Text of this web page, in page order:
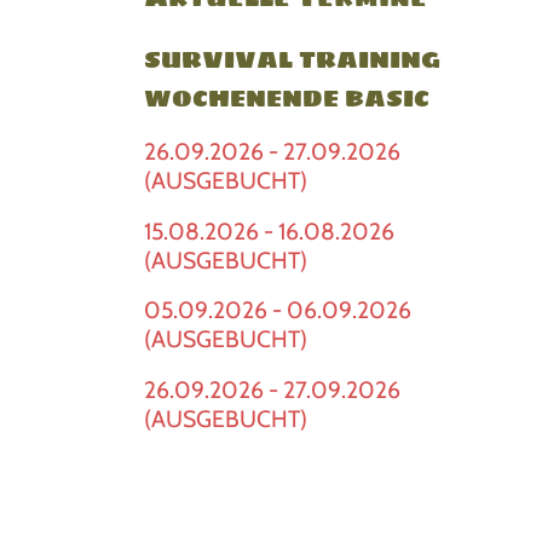
SURVIVAL TRAINING
WOCHENENDE BASIC
26.09.2026 - 27.09.2026
(AUSGEBUCHT)
15.08.2026 - 16.08.2026
(AUSGEBUCHT)
05.09.2026 - 06.09.2026
(AUSGEBUCHT)
26.09.2026 - 27.09.2026
(AUSGEBUCHT)